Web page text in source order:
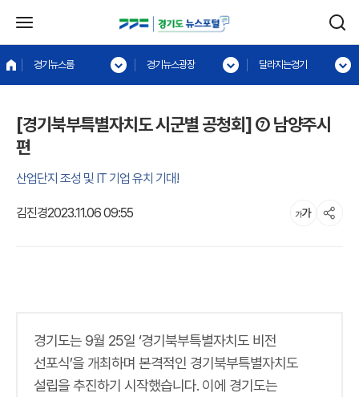
경기뉴스룸 경기뉴스광장 달라지는경기
[경기북부특별자치도 시군별 공청회] ⑦ 남양주시
편
산업단지 조성 및 IT 기업 유치 기대!
김진경2023.11.06 09:55
경기도는 9월 25일 ‘경기북부특별자치도 비전
선포식’을 개최하며 본격적인 경기북부특별자치도
설립을 추진하기 시작했습니다. 이에 경기도는